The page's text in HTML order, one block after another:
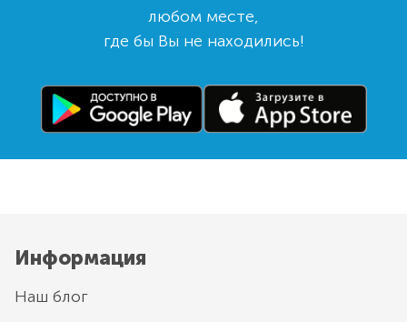
любом месте,
где бы Вы не находились!
Информация
Наш блог